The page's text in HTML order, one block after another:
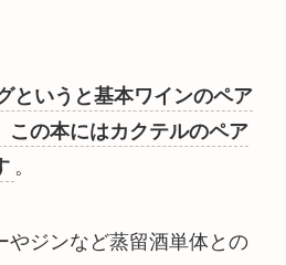
というと基本ワインのペア
この本にはカクテルのペア
。
やジンなど蒸留酒単体との